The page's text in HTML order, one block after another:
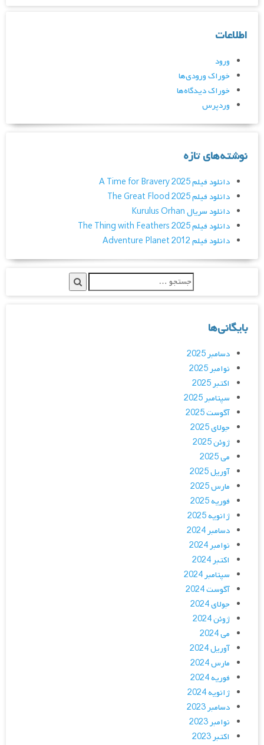
اطلاعات
ورود
خوراک ورودی‌ها
خوراک دیدگاه‌ها
وردپرس
نوشته‌های تازه
دانلود فیلم A Time for Bravery 2025
دانلود فیلم The Great Flood 2025
دانلود سریال Kurulus Orhan
دانلود فیلم The Thing with Feathers 2025
دانلود فیلم Adventure Planet 2012
بایگانی‌ها
دسامبر 2025
نوامبر 2025
اکتبر 2025
سپتامبر 2025
آگوست 2025
جولای 2025
ژوئن 2025
می 2025
آوریل 2025
مارس 2025
فوریه 2025
ژانویه 2025
دسامبر 2024
نوامبر 2024
اکتبر 2024
سپتامبر 2024
آگوست 2024
جولای 2024
ژوئن 2024
می 2024
آوریل 2024
مارس 2024
فوریه 2024
ژانویه 2024
دسامبر 2023
نوامبر 2023
اکتبر 2023